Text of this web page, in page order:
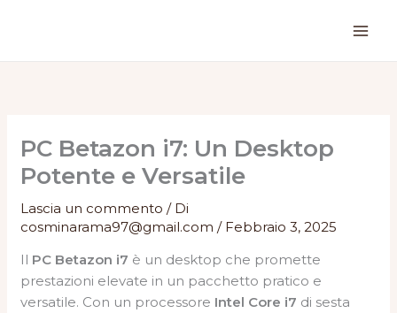
PC Betazon i7: Un Desktop
Potente e Versatile
Lascia un commento / Di
cosminarama97@gmail.com/ Febbraio 3, 2025
Il PC Betazon i7 è un desktop che promette
prestazioni elevate in un pacchetto pratico e
versatile. Con un processore Intel Core i7 di sesta